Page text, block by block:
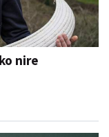
nire